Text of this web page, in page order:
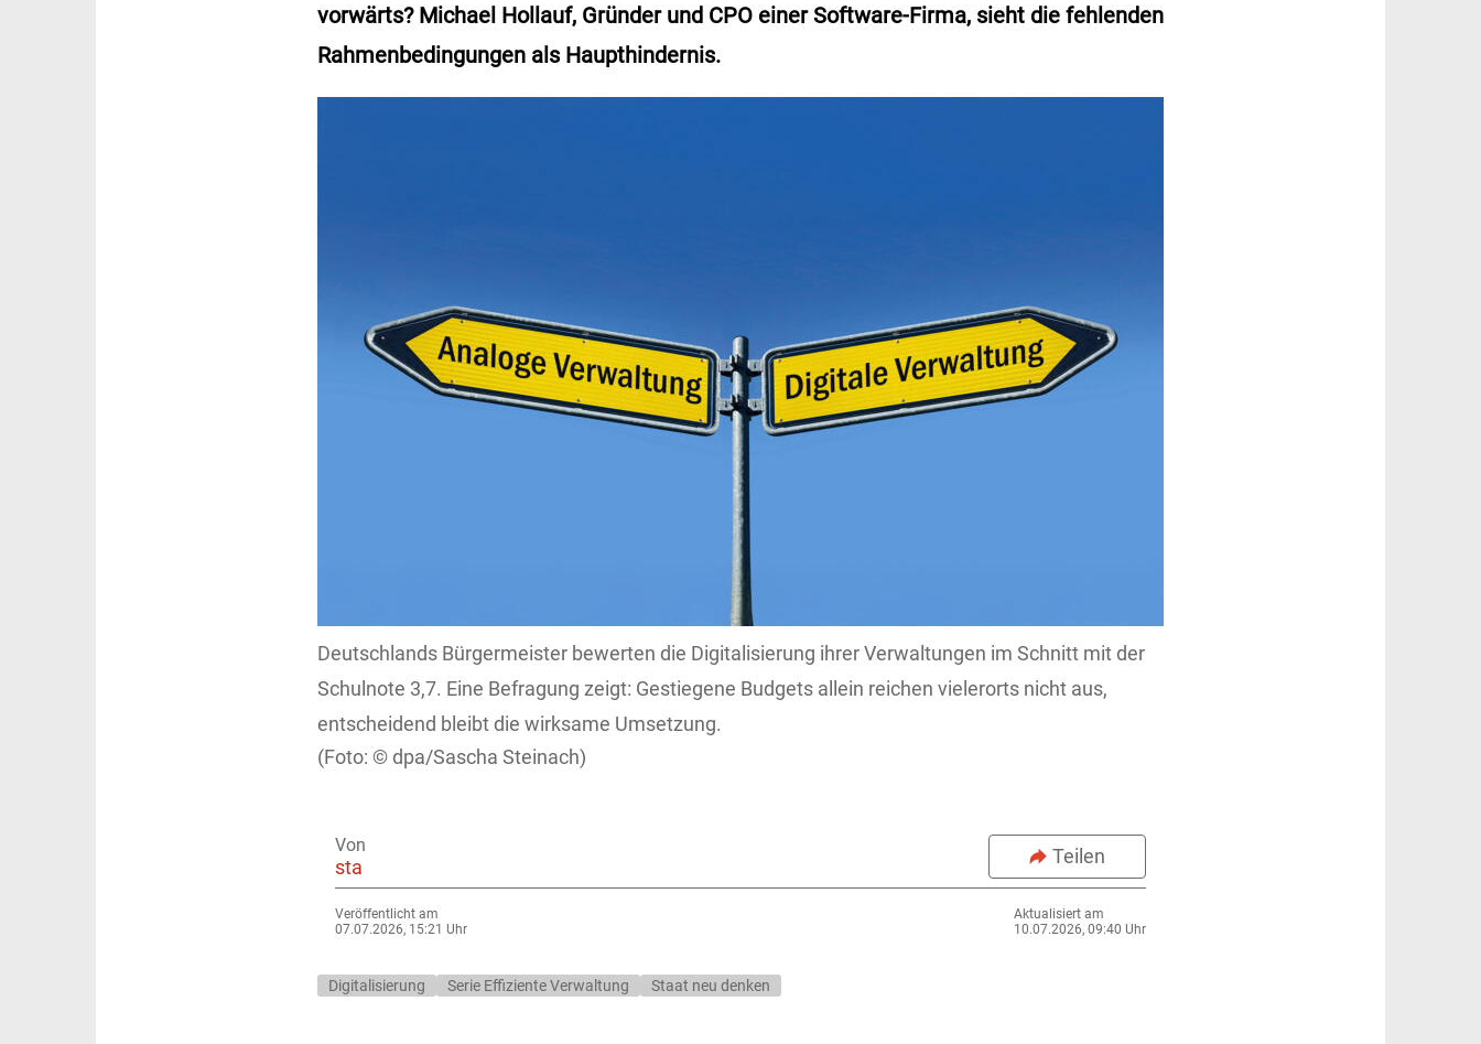
vorwärts? Michael Hollauf, Gründer und CPO einer Software-Firma, sieht die fehlenden
Rahmenbedingungen als Haupthindernis.
Deutschlands Bürgermeister bewerten die Digitalisierung ihrer Verwaltungen im Schnitt mit der
Schulnote 3,7. Eine Befragung zeigt: Gestiegene Budgets allein reichen vielerorts nicht aus,
entscheidend bleibt die wirksame Umsetzung.
dpa/Sascha Steinach)
Von
sta Teilen
Veröffentlicht am
07.07.2026, 15:21 Uhr
Aktualisiert am
10.07.2026, 09:40 Uhr
Digitalisierung Serie Effiziente Verwaltung Staat neu denken